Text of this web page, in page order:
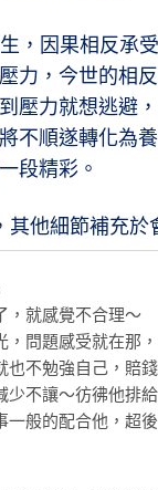
，因果相反承
力，今世的相
壓力就想逃避
不順遂轉化為
段精彩。
其他細節補充於
，就感覺不合理～
，問題感受就在那
也不勉強自己，賠
少不讓～彷彿他排
一般的配合他，超